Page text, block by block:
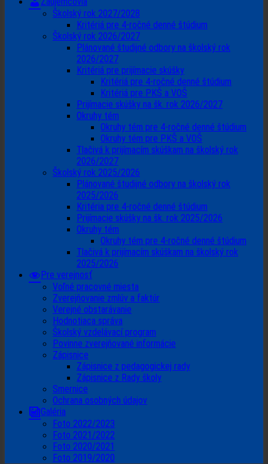
Školský rok 2027/2028
Kritériá pre 4-ročné denné štúdium
Školský rok 2026/2027
Plánované študijné odbory na školský rok
2026/2027
Kritériá pre prijímacie skúšky
Kritériá pre 4-ročné denné štúdium
Kritériá pre PKŠ a VOŠ
Prijímacie skúšky na šk. rok 2026/2027
Okruhy tém
Okruhy tém pre 4-ročné denné štúdium
Okruhy tém pre PKŠ a VOŠ
Tlačivá k prijímacím skúškam na školský rok
2026/2027
Školský rok 2025/2026
Plánované študijné odbory na školský rok
2025/2026
Kritéria pre 4-ročné denné štúdium
Prijímacie skúšky na šk. rok 2025/2026
Okruhy tém
Okruhy tém pre 4-ročné denné štúdium
Tlačivá k prijímacím skúškam na školský rok
2025/2026
Pre verejnosť
Voľné pracovné miesta
Zverejňovanie zmlúv a faktúr
Verejné obstarávanie
Hodnotiaca správa
Školský vzdelávací program
Povinne zverejňované informácie
Zápisnice
Zápisnice z pedagogickej rady
Zápisnice z Rady školy
Smernice
Ochrana osobných údajov
Galéria
Foto 2022/2023
Foto 2021/2022
Foto 2020/2021
Foto 2019/2020